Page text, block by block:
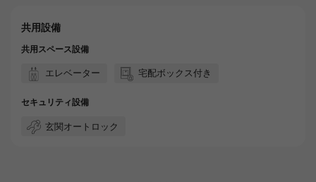
共用設備
共用スペース設備
エレベーター 宅配ボックス付き
セキュリティ設備
玄関オートロック